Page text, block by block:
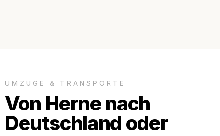
UMZÜGE & TRANSPORTE
Von Herne nach
Deutschland oder